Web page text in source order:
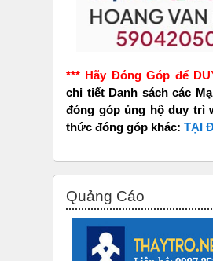
*** Hãy Đóng Góp để
chi tiết Danh sách các
đóng góp ủng hộ duy trì
thức đóng góp khác: TẠI
Quảng Cáo